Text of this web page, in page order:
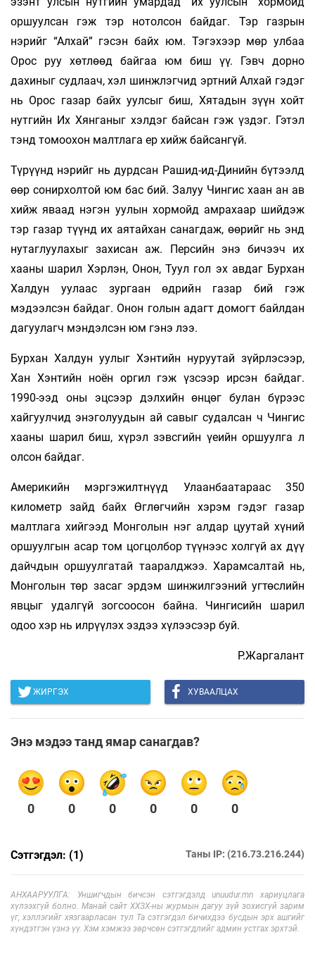
оршуулсан гэж тэр нотолсон байдаг. Тэр газрын
нэрийг “Алхай” гэсэн байх юм. Тэгэхээр мөр улбаа
Орос руу хөтлөөд байгаа юм биш үү. Гэвч дорно
дахиныг судлаач, хэл шинжлэгчид эртний Алхай гэдэг
нь Орос газар байх уулсыг биш, Хятадын зүүн хойт
нутгийн Их Хянганыг хэлдэг байсан гэж үздэг. Гэтэл
тэнд томоохон малтлага ер хийж байсангүй.
Түрүүнд нэрийг нь дурдсан Рашид-ид-Динийн бүтээлд
өөр сонирхолтой юм бас бий. Залуу Чингис хаан ан ав
хийж яваад нэгэн уулын хормойд амрахаар шийдэж
тэр газар түүнд их аятайхан санагдаж, өөрийг нь энд
нутаглуулахыг захисан аж. Персийн энэ бичээч их
хааны шарил Хэрлэн, Онон, Туул гол эх авдаг Бурхан
Халдун уулаас зургаан өдрийн газар бий гэж
мэдээлсэн байдаг. Онон голын адагт домогт байлдан
дагуулагч мэндэлсэн юм гэнэ лээ.
Бурхан Халдун уулыг Хэнтийн нуруутай зүйрлэсээр,
Хан Хэнтийн ноён оргил гэж үзсээр ирсэн байдаг.
1990-ээд оны эцсээр дэлхийн өнцөг булан бүрээс
хайгуулчид энэголуудын ай савыг судалсан ч Чингис
хааны шарил биш, хүрэл зэвсгийн үеийн оршуулга л
олсон байдаг.
Америкийн мэргэжилтнүүд Улаанбаатараас 350
километр зайд байх Өглөгчийн хэрэм гэдэг газар
малтлага хийгээд Монголын нэг алдар цуутай хүний
оршуулгын асар том цогцолбор түүнээс холгүй ах дүү
дайчдын оршуулгатай тааралджээ. Харамсалтай нь,
Монголын төр засаг эрдэм шинжилгээний угтөслийн
явцыг удалгүй зогсоосон байна. Чингисийн шарил
одоо хэр нь илрүүлэх эздээ хүлээсээр буй.
Р.Жаргалант
ЖИРГЭХ ХУВААЛЦАХ
Энэ мэдээ танд ямар санагдав?
0 0 0 0 0 0
Сэтгэгдэл: (1) Таны IP: (216.73.216.244)
АНХААРУУЛГА: Уншигчдын бичсэн сэтгэгдэлд unuudur.mn хариуцлага
хүлээхгүй болно. Манай сайт ХХЗХ-ны журмын дагуу зүй зохисгүй зарим
үг, хэллэгийг хязгаарласан тул Та сэтгэгдэл бичихдээ бусдын эрх ашгийг
хүндэтгэн үзнэ үү. Хэм хэмжээ зөрчсөн сэтгэгдлийг админ устгах эрхтэй.